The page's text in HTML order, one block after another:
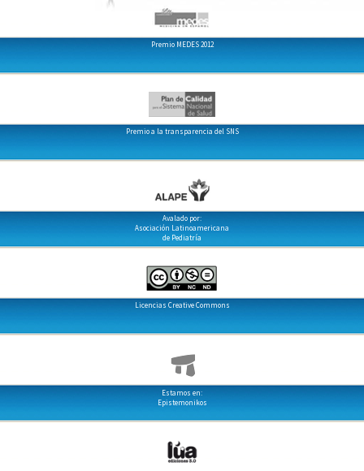
Premio MEDES 2012
Premio a la transparencia del SNS
Avalado por:
Asociación Latinoamericana
de Pediatría
Licencias Creative Commons
Estamos en:
Epistemonikos